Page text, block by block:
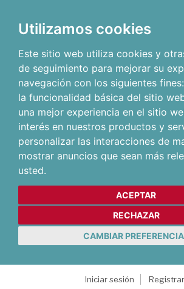
Utilizamos cookies
Este sitio web utiliza cookies y
de seguimiento para mejorar su
navegación con los siguientes fines:
la funcionalidad básica del sitio
una mejor experiencia en el sitio
interés en nuestros productos y
personalizar las interacciones de
mostrar anuncios que sean más
usted.
ACEPTAR
RECHAZAR
CAMBIAR
Iniciar sesión